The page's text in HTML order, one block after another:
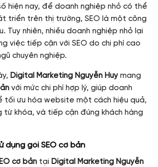
hiện nay, để doanh nghiệp nhỏ có thể
triển trên thị trường, SEO là một công
Tuy nhiên, nhiều doanh nghiệp nhỏ lại
việc tiếp cận với SEO do chi phí cao
chuyên nghiệp.
Digital Marketing Nguyễn Huy mang
với mức chi phí hợp lý, giúp doanh
tối ưu hóa website một cách hiệu quả,
từ khóa, và tiếp cận đúng khách hàng
dụng gói SEO cơ bản
cơ bản tại Digital Marketing Nguyễn